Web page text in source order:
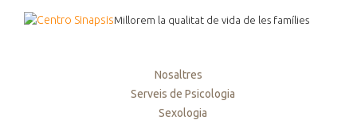
Millorem la qualitat de vida de les famílies
Nosaltres
Serveis de Psicologia
Sexologia